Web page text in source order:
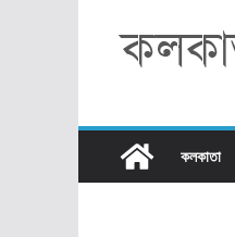
কলকাতা